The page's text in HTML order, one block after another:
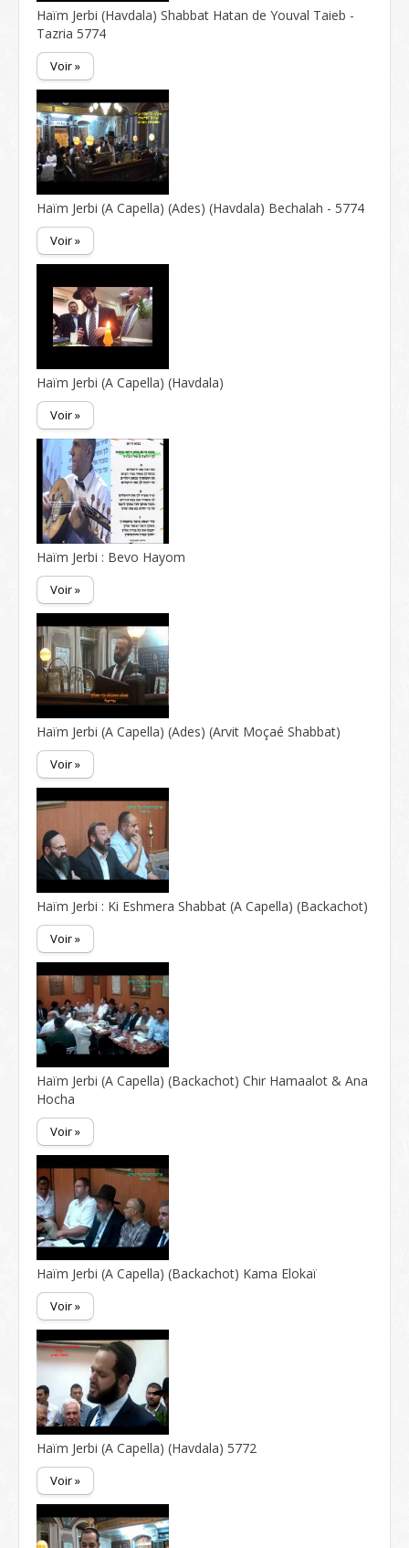
Haïm Jerbi (Havdala) Shabbat Hatan de Youval Taieb -
Tazria 5774
Voir »
Haïm Jerbi (A Capella) (Ades) (Havdala) Bechalah - 5774
Voir »
Haïm Jerbi (A Capella) (Havdala)
Voir »
Haïm Jerbi : Bevo Hayom
Voir »
Haïm Jerbi (A Capella) (Ades) (Arvit Moçaé Shabbat)
Voir »
Haïm Jerbi : Ki Eshmera Shabbat (A Capella) (Backachot)
Voir »
Haïm Jerbi (A Capella) (Backachot) Chir Hamaalot & Ana
Hocha
Voir »
Haïm Jerbi (A Capella) (Backachot) Kama Elokaï
Voir »
Haïm Jerbi (A Capella) (Havdala) 5772
Voir »